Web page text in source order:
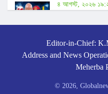
৪ আগস্ট, ২০২৬
৪ আগস্ট, ২০২৬
কিশোরী গৃহকর্মীকে
Editor-in-Chief:
Address and News
Meherba
© 2026,